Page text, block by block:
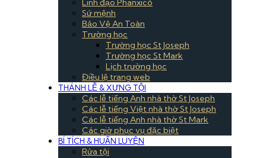
Linh đạo Phanxicô
Sứ mệnh
Bảo Vệ An Toàn
Trường học
Trường học St Joseph
Trường học St Mark
Lịch trường học
Điều lệ trang web
THÁNH LỄ & XƯNG TỘI
Các lễ tiếng Anh nhà thờ St Joseph
Các lễ tiếng Việt nhà thờ St Joseph
Các lễ tiếng Anh nhà thờ St Mark
Các giờ phục vụ đặc biệt
BÍ TÍCH & HUẤN LUYỆN
Rửa tội